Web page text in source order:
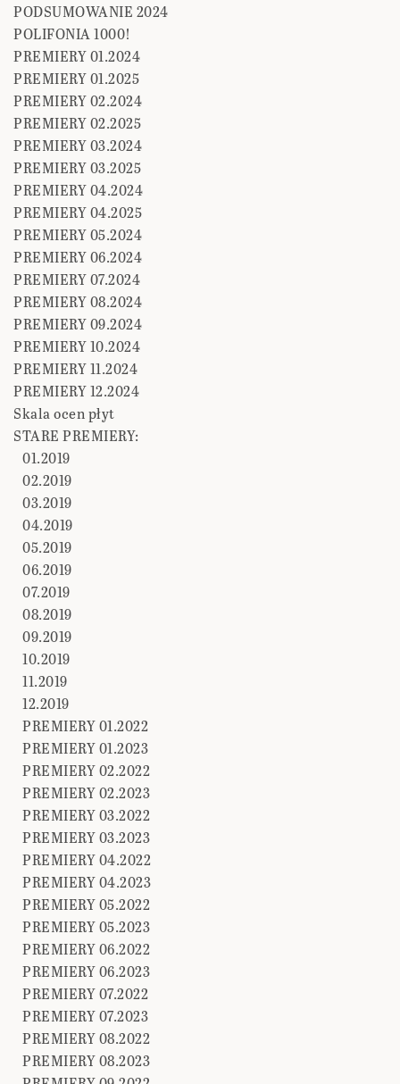
PODSUMOWANIE 2024
POLIFONIA 1000!
PREMIERY 01.2024
PREMIERY 01.2025
PREMIERY 02.2024
PREMIERY 02.2025
PREMIERY 03.2024
PREMIERY 03.2025
PREMIERY 04.2024
PREMIERY 04.2025
PREMIERY 05.2024
PREMIERY 06.2024
PREMIERY 07.2024
PREMIERY 08.2024
PREMIERY 09.2024
PREMIERY 10.2024
PREMIERY 11.2024
PREMIERY 12.2024
Skala ocen płyt
STARE PREMIERY:
01.2019
02.2019
03.2019
04.2019
05.2019
06.2019
07.2019
08.2019
09.2019
10.2019
11.2019
12.2019
PREMIERY 01.2022
PREMIERY 01.2023
PREMIERY 02.2022
PREMIERY 02.2023
PREMIERY 03.2022
PREMIERY 03.2023
PREMIERY 04.2022
PREMIERY 04.2023
PREMIERY 05.2022
PREMIERY 05.2023
PREMIERY 06.2022
PREMIERY 06.2023
PREMIERY 07.2022
PREMIERY 07.2023
PREMIERY 08.2022
PREMIERY 08.2023